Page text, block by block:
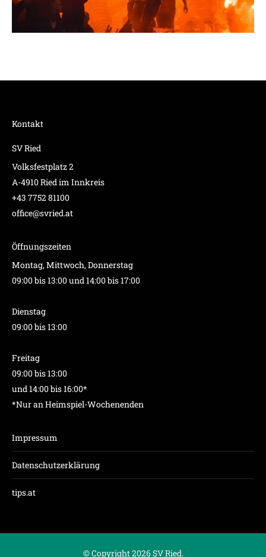
Kontakt
SV Ried
Volksfestplatz 2
A-4910 Ried im Innkreis
+43 7752 81100
office@svried.at
Öffnungszeiten
Montag, Mittwoch, Donnerstag
09:00 bis 13:00 und 14:00 bis 17:00
Dienstag
09:00 bis 13:00
Freitag
09:00 bis 13:00
und 14:00 bis 16:00*
*Nur an Heimspiel-Wochenenden
Impressum
Datenschutzerklärung
tips.at
© Copyright 2026 SV Ried.